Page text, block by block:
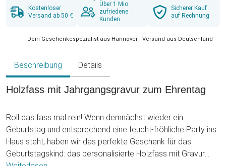
Kostenloser
Versand ab 50 €
Über 1 Mio.
zufriedene
Kunden
Sicherer Kauf
auf Rechnung
Dein Geschenkespezialist aus Hannover | Versand aus Deutschland
Beschreibung Details
Holzfass mit Jahrgangsgravur zum Ehrentag
Roll das fass mal rein! Wenn demnächst wieder ein
Geburtstag und entsprechend eine feucht-fröhliche Party ins
Haus steht, haben wir das perfekte Geschenk für das
Geburtstagskind: das personalisierte Holzfass mit Gravur